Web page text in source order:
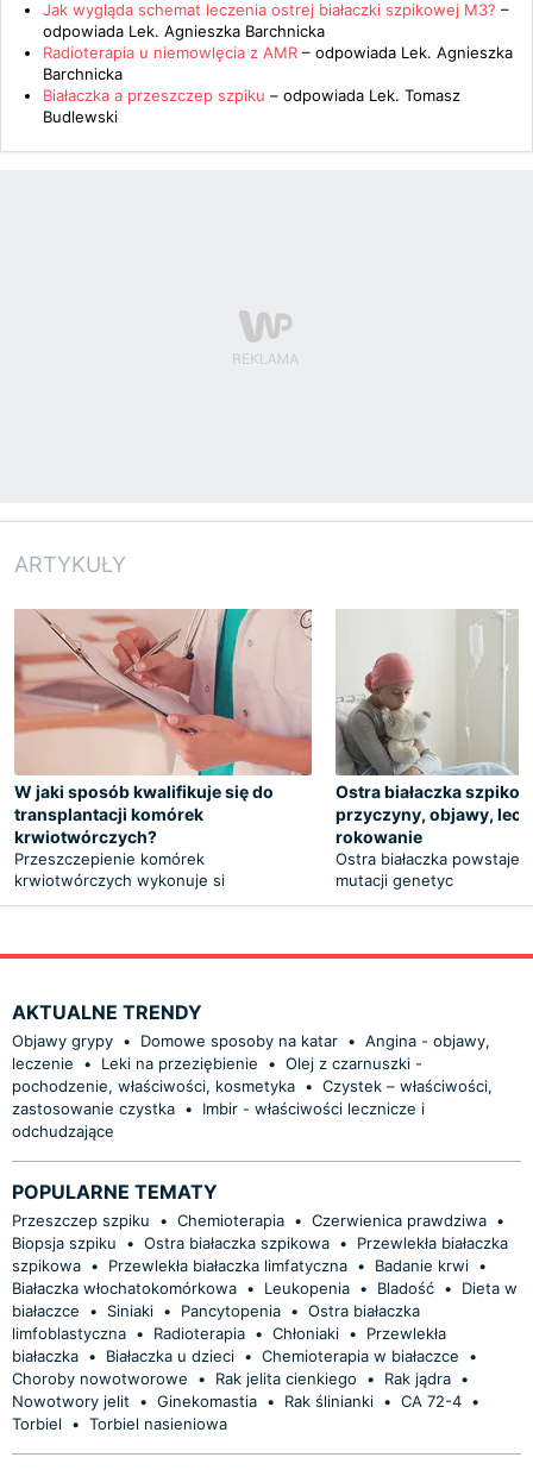
Jak wygląda schemat leczenia ostrej białaczki szpikowej M3? –
odpowiada Lek. Agnieszka Barchnicka
Radioterapia u niemowlęcia z AMR – odpowiada Lek. Agnieszka
Barchnicka
Białaczka a przeszczep szpiku – odpowiada Lek. Tomasz
Budlewski
ARTYKUŁY
W jaki sposób kwalifikuje się do
transplantacji komórek
krwiotwórczych?
Przeszczepienie komórek
krwiotwórczych wykonuje si
Ostra białaczka
przyczyny, objawy,
rokowanie
Ostra białaczka powstaje
mutacji genetyc
AKTUALNE TRENDY
Objawy grypy • Domowe sposoby na katar • Angina - objawy,
leczenie
• Leki na przeziębienie • Olej z czarnuszki -
pochodzenie, właściwości, kosmetyka • Czystek – właściwości,
zastosowanie czystka •
Imbir - właściwości lecznicze i
odchudzające
POPULARNE TEMATY
Przeszczep szpiku • Chemioterapia • Czerwienica prawdziwa •
Biopsja szpiku
• Ostra białaczka szpikowa •
Przewlekła białaczka
szpikowa • Przewlekła białaczka limfatyczna • Badanie krwi •
Białaczka włochatokomórkowa • Leukopenia • Bladość •
Dieta w
białaczce
• Siniaki • Pancytopenia • Ostra białaczka
limfoblastyczna • Radioterapia • Chłoniaki •
Przewlekła
białaczka • Białaczka u dzieci • Chemioterapia w białaczce
•
Choroby nowotworowe
• Rak jelita cienkiego • Rak jądra •
Nowotwory jelit
• Ginekomastia • Rak ślinianki • CA 72-4 •
Torbiel
• Torbiel nasieniowa